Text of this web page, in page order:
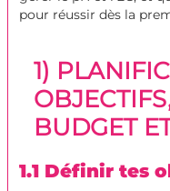
pour réussir dès la
1)
BUDGET
1.1 Définir tes